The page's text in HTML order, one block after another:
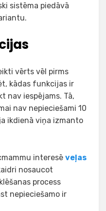
sistēma piedāvā
vērts vēl pirms
kādas funkcijas ir
nav iespējams. Tā,
nav nepieciešami 10
ikdienā viņa izmanto
interesē veļas
nosaucot
process
nepieciešamo ir